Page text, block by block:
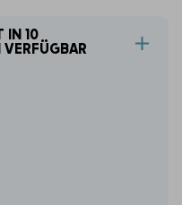
IN 10